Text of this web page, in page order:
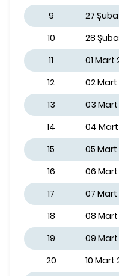
9
27
10
28
11
01 Mart
12
02
13
03 Mart
14
04
15
05
16
06
17
07
18
08
19
09
20
10 Mart